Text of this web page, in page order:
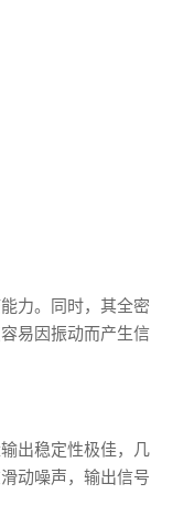
力。同时，其全密
易因振动而产生信
出稳定性极佳，几
动噪声，输出信号